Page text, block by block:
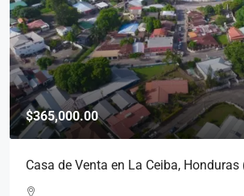
$142,000.00
Venta de Edificio de